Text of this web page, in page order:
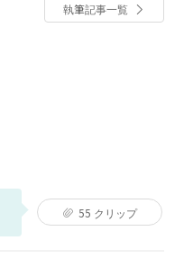
執筆記事一覧
55 クリップ